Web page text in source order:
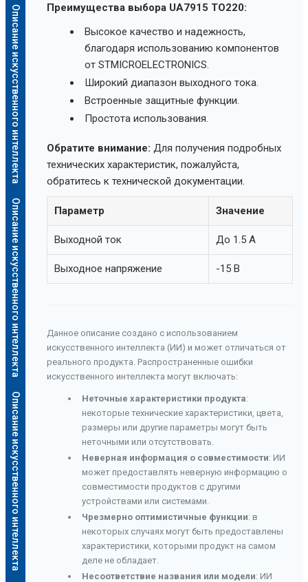
Описание искусственного интеллекта
Описание искусственного интеллекта
Описание искусственного интеллекта
Преимущества выбора UA7915 TO220:
Высокое качество и надежность,
благодаря использованию компонентов
от STMICROELECTRONICS.
Широкий диапазон выходного тока.
Встроенные защитные функции.
Простота использования.
Обратите внимание: Для получения подробных
технических характеристик, пожалуйста,
обратитесь к технической документации.
Параметр Значение
Выходной ток До 1.5 А
Выходное напряжение -15 В
Данное описание создано с использованием
искусственного интеллекта (ИИ) и может отличаться от
реального продукта. Распространенные ошибки
искусственного интеллекта могут включать:
Неточные характеристики продукта:
некоторые технические характеристики, цвета,
размеры или другие параметры могут быть
неточными или отсутствовать.
Неверная информация о совместимости: ИИ
может предоставлять неверную информацию о
совместимости продуктов с другими
устройствами или системами.
Чрезмерно оптимистичные функции: в
некоторых случаях могут быть предоставлены
характеристики, которыми продукт на самом
деле не обладает.
Несоответствие названия или модели: ИИ